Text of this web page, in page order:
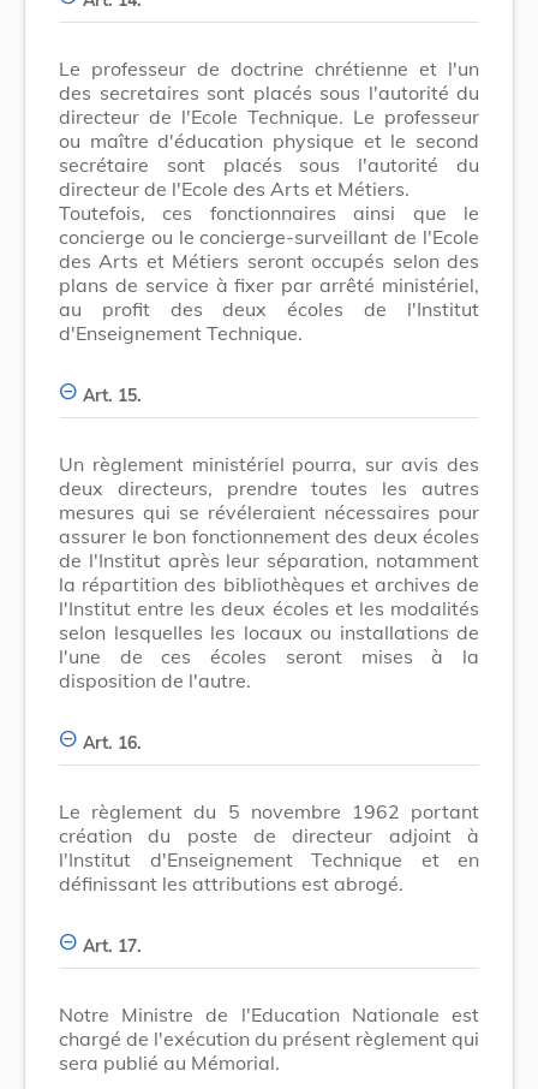
Le professeur de doctrine chrétienne et l'un
des secretaires sont placés sous l'autorité du
directeur de l'Ecole Technique. Le professeur
ou maître d'éducation physique et le second
secrétaire sont placés sous l'autorité du
directeur de l'Ecole des Arts et Métiers.
Toutefois, ces fonctionnaires ainsi que le
concierge ou le concierge-surveillant de l'Ecole
des Arts et Métiers seront occupés selon des
plans de service à fixer par arrêté ministériel,
au profit des deux écoles de l'Institut
d'Enseignement Technique.
Art. 15.
Un règlement ministériel pourra, sur avis des
deux directeurs, prendre toutes les autres
mesures qui se révéleraient nécessaires pour
assurer le bon fonctionnement des deux écoles
de l'Institut après leur séparation, notamment
la répartition des bibliothèques et archives de
l'Institut entre les deux écoles et les modalités
selon lesquelles les locaux ou installations de
l'une de ces écoles seront mises à la
disposition de l'autre.
Art. 16.
Le règlement du 5 novembre 1962 portant
création du poste de directeur adjoint à
l'Institut d'Enseignement Technique et en
définissant les attributions est abrogé.
Art. 17.
Notre Ministre de l'Education Nationale est
chargé de l'exécution du présent règlement qui
sera publié au Mémorial.